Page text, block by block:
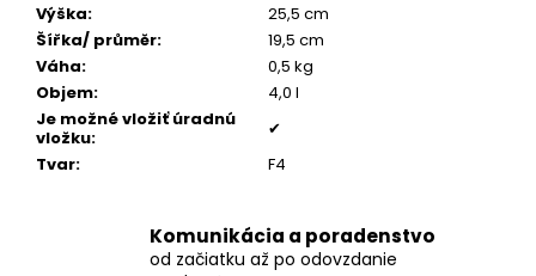
Výška:
25,5 cm
Šířka/ průměr:
19,5 cm
Váha:
0,5 kg
Objem:
4,0 l
Je možné vložiť úradnú
vložku:
✔
Tvar: F4
Komunikácia a poradenstvo
od začiatku až po odovzdanie
POZLÁTENÝ
PRSTEŇ
PERLEŤ
€160